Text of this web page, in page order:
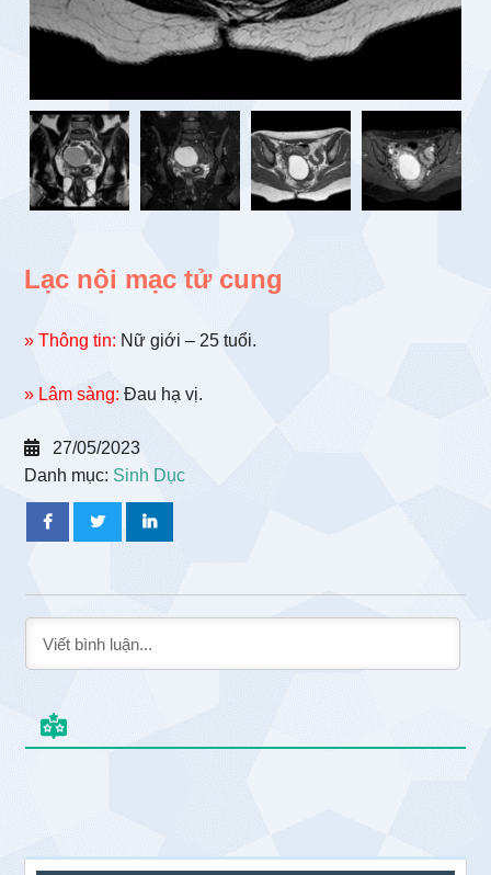
Lạc nội mạc tử cung
» Thông tin: Nữ giới – 25 tuổi.
» Lâm sàng: Đau hạ vị.
27/05/2023
Danh mục: Sinh Dục